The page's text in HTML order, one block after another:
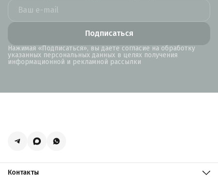
Подписаться
Нажимая «Подписаться», вы даете согласие на обработку
указанных персональных данных в целях получения
информационной и рекламной рассылки
Контакты